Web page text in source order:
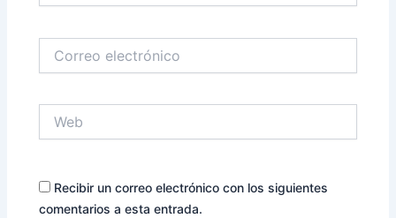
electrónico
Recibir un correo electrónico con los siguientes
comentarios a esta entrada.